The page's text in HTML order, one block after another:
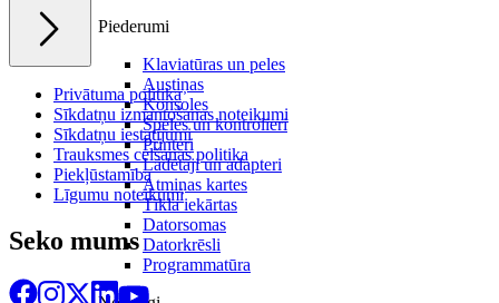
Piederumi
Klaviatūras un peles
Austiņas
Konsoles
Spēles un kontrolieri
Printeri
Lādētāji un adapteri
Atmiņas kartes
Tīkla iekārtas
Datorsomas
Datorkrēsli
Programmatūra
Privātuma politika
Sīkdatņu izmantošanas noteikumi
Sīkdatņu iestatījumi
Trauksmes celšanas politika
Piekļūstamība
Līgumu noteikumi
Seko mums